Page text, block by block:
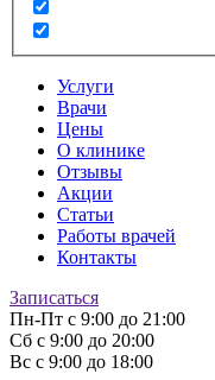
Услуги
Врачи
Цены
О клинике
Отзывы
Акции
Статьи
Работы врачей
Контакты
Записаться
Пн-Пт с 9:00 до 21:00
Сб с 9:00 до 20:00
Вс с 9:00 до 18:00